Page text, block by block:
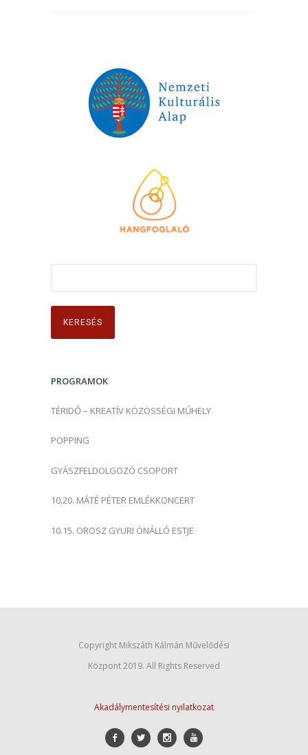
r
s
:PROGRAMOK
TÉRIDŐ – KREATÍV KÖZÖSSÉGI MŰHELY
POPPING
GYÁSZFELDOLGOZÓ CSOPORT
10.20. MÁTÉ PÉTER EMLÉKKONCERT
10.15. OROSZ GYURI ÖNÁLLÓ ESTJE
Copyright Mikszáth Kálmán Művelődési
Központ 2019. All Rights Reserved
Akadálymentesítési nyilatkozat